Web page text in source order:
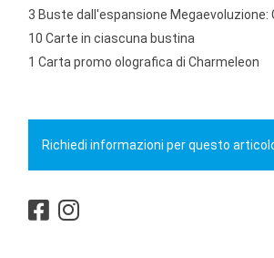
3 Buste dall'espansione Megaevoluzione:
10 Carte in ciascuna bustina
1 Carta promo olografica di Charmeleon
Richiedi informazioni per questo